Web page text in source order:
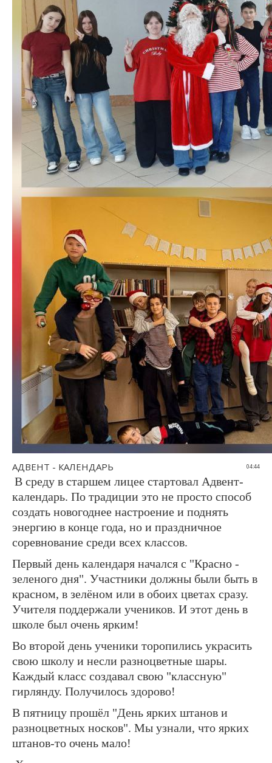
04:44
АДВЕНТ - КАЛЕНДАРЬ
В среду в старшем лицее стартовал Адвент-
календарь. По традиции это не просто способ
создать новогоднее настроение и поднять
энергию в конце года, но и праздничное
соревнование среди всех классов.
Первый день календаря начался с "Красно -
зеленого дня". Участники должны были быть в
красном, в зелёном или в обоих цветах сразу.
Учителя поддержали учеников. И этот день в
школе был очень ярким!
Во второй день ученики торопились украсить
свою школу и несли разноцветные шары.
Каждый класс создавал свою "классную"
гирлянду. Получилось здорово!
В пятницу прошёл "День ярких штанов и
разноцветных носков". Мы узнали, что ярких
штанов-то очень мало!